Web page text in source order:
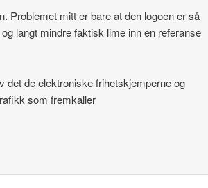
Problemet mitt er bare at den logoen er så
langt mindre faktisk lime inn en referanse
det de elektroniske frihetskjemperne og
som fremkaller